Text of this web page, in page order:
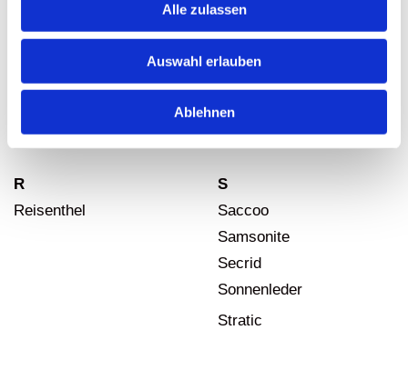
Alle zulassen
Auswahl erlauben
Ablehnen
Olbrish
P
Pourchet
Punta Extra
R
Reisenthel
S
Saccoo
Samsonite
Secrid
Sonnenleder
Stratic